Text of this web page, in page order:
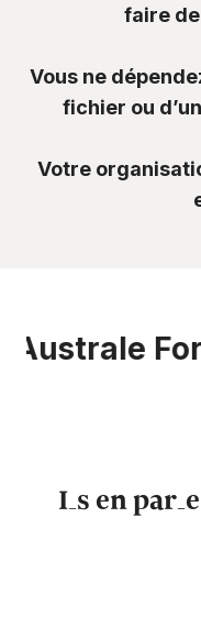
faire
Vous ne
fichier ou
Votre
Formation
Ils en